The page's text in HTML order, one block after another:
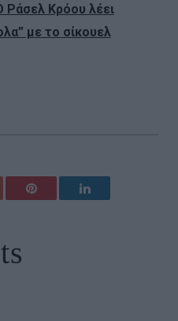
Ράσελ Κρόου λέει
με το σίκουελ
Pinterest LinkedIn